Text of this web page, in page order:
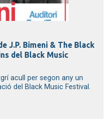
J.P. Bimeni & The Black
del Black Music
acull per segon any un
del Black Music Festival.